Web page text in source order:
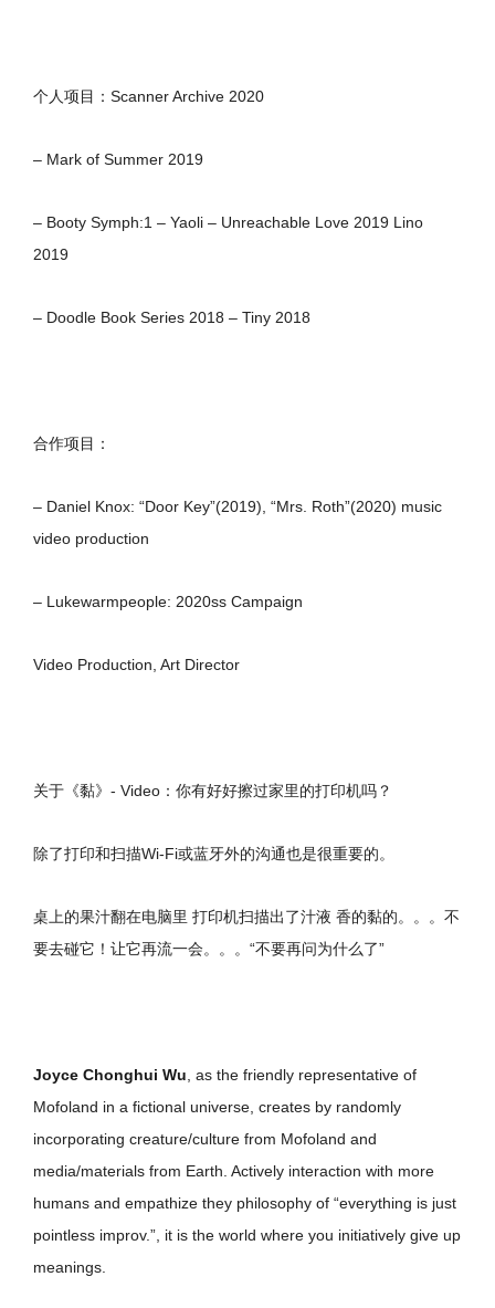
个人项目：Scanner Archive 2020
– Mark of Summer 2019
– Booty Symph:1 – Yaoli – Unreachable Love 2019 Lino
2019
– Doodle Book Series 2018 – Tiny 2018
合作项目：
– Daniel Knox: “Door Key”(2019), “Mrs. Roth”(2020) music
video production
– Lukewarmpeople: 2020ss Campaign
Video Production, Art Director
关于《黏》- Video：你有好好擦过家里的打印机吗？
除了打印和扫描Wi-Fi或蓝牙外的沟通也是很重要的。
桌上的果汁翻在电脑里 打印机扫描出了汁液 香的黏的。。。不
要去碰它！让它再流一会。。。“不要再问为什么了”
Joyce Chonghui Wu , as the friendly representative of
Mofoland in a fictional universe, creates by randomly
incorporating creature/culture from Mofoland and
media/materials from Earth. Actively interaction with more
humans and empathize they philosophy of “everything is just
pointless improv.”, it is the world where you initiatively give up
meanings.